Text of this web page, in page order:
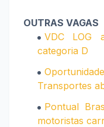
OUTRAS VAGAS
VDC LOG
categoria D
Transportes
Pontual
motoristas